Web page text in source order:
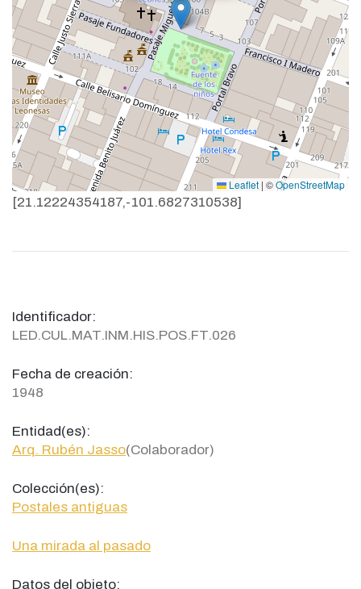
Leaflet | ©OpenStreetMap
[21.12224354187,-101.6827310538]
Identificador:
LED.CUL.MAT.INM.HIS.POS.FT.026
Fecha de creación:
1948
Entidad(es):
Arq. Rubén Jasso(Colaborador)
Colección(es):
Postales antiguas
Una mirada al pasado
Datos del objeto: